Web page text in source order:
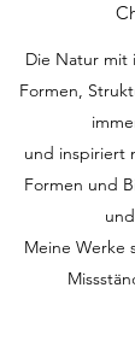
Die Natur mit
Formen,
und inspiriert
Formen und
Meine Werke